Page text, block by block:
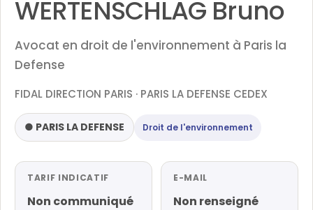
WERTENSCHLAG Bruno
Avocat en droit de l'environnement à Paris la
Defense
FIDAL DIRECTION PARIS · PARIS LA DEFENSE CEDEX
● PARIS LA DEFENSE Droit de l'environnement
TARIF INDICATIF
Non communiqué
E-MAIL
Non renseigné